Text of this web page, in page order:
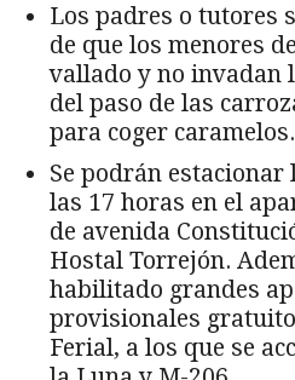
Los padres o tutores
de que los menores
vallado y no invadan
del paso de las
para coger caramelos.
Se podrán
las 17 horas en el
de avenida
Hostal Torrejón.
habilitado grandes
provisionales
Ferial, a los que se